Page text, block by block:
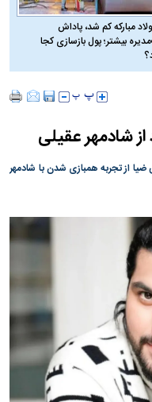
مبارکه کم شد، پاداش
بیشتر؛ پول بازسازی کجا
از شادمهر عقیلی
ضیا از تجربه همبازی شدن با شادمهر